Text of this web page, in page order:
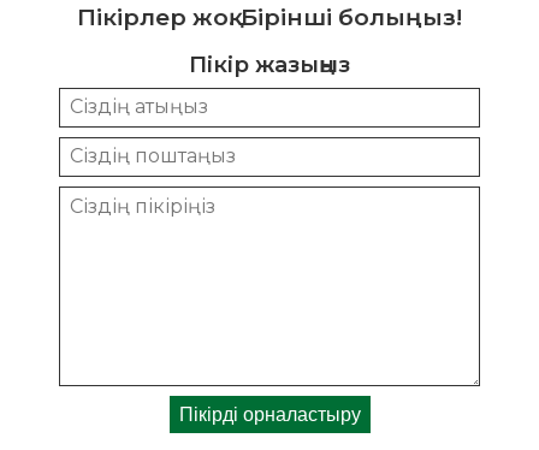
Пікірлер жоқ. Бірінші болыңыз!
Пікір жазыңыз